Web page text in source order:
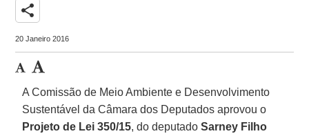
share
20 Janeiro 2016
A Comissão de Meio Ambiente e Desenvolvimento
Sustentável da Câmara dos Deputados aprovou o
Projeto de Lei 350/15, do deputadoSarney Filho